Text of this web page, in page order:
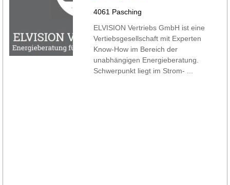
4061 Pasching
ELVISION Vertriebs GmbH ist eine
Vertiebsgesellschaft mit Experten
Know-How im Bereich der
unabhängigen Energieberatung.
Schwerpunkt liegt im Strom- ...